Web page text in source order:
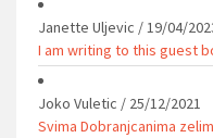
Janette Uljevic /19/04/
I am writing to this guest
Joko Vuletic / 25/12/2021
Svima Dobranjcanima